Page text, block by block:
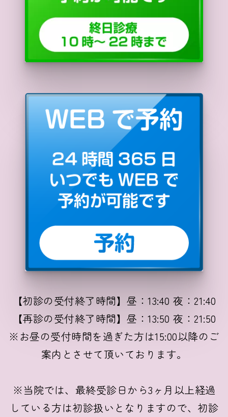
【初診の受付終了時間】昼：13:40 夜：21:40
【再診の受付終了時間】昼：13:50 夜：21:50
※お昼の受付時間を過ぎた方は15:00以降のご
案内とさせて頂いております。
※当院では、最終受診日から3ヶ月以上経過
している方は初診扱いとなりますので、初診